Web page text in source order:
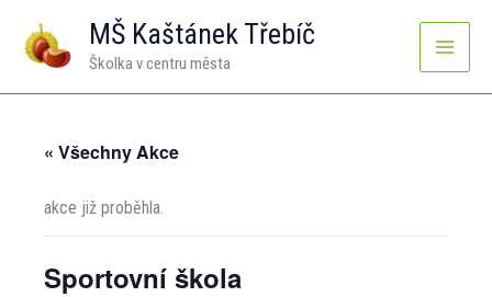
obsah
MŠ Kaštánek Třebíč
Školka v centru města
« Všechny Akce
akce již proběhla.
Sportovní škola